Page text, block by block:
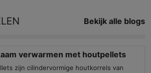
Bekijk alle blogs
verwarmen met houtpellets
zijn cilindervormige houtkorrels van